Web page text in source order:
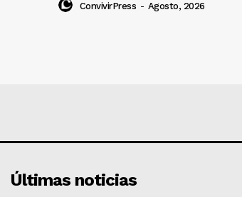
ConvivirPress - Agosto, 2026
Últimas noticias